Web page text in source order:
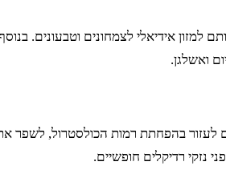
למזון אידיאלי לצמחונים וטבעונים.
לעזור בהפחתת רמות הכולסטרול,
נזקי רדיקלים חופשיים.